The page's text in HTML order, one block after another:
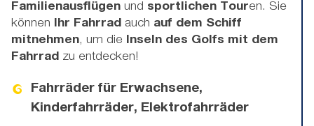
Familienausflügen und sportlichen Touren. Sie
können Ihr Fahrrad auch auf dem Schiff
mitnehmen, um die Inseln des Golfs mit dem
Fahrrad zu entdecken!
Fahrräder für Erwachsene,
Kinderfahrräder, Elektrofahrräder